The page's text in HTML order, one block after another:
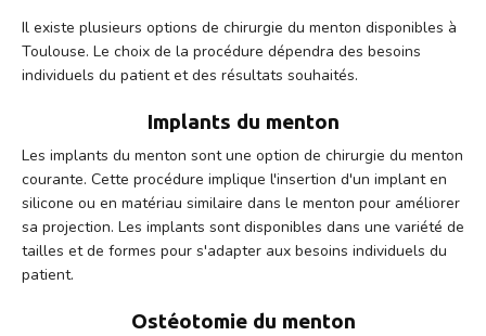
Il existe plusieurs options de chirurgie du menton disponibles à
Toulouse. Le choix de la procédure dépendra des besoins
individuels du patient et des résultats souhaités.
Implants du menton
Les implants du menton sont une option de chirurgie du menton
courante. Cette procédure implique l'insertion d'un implant en
silicone ou en matériau similaire dans le menton pour améliorer
sa projection. Les implants sont disponibles dans une variété de
tailles et de formes pour s'adapter aux besoins individuels du
patient.
Ostéotomie du menton